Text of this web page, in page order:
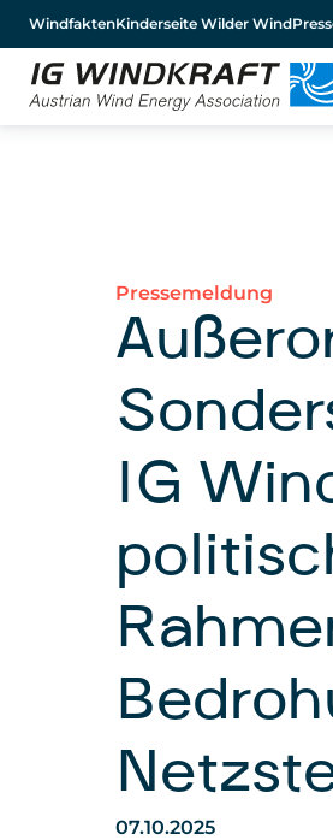
WindfaktenKinderseite Wilder Wind
Pressemeldung
IG
07.10.2025